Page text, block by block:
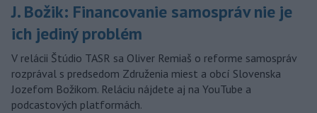
J. Božik: Financovanie samospráv nie je
ich jediný problém
V relácii Štúdio TASR sa Oliver Remiaš o reforme samospráv
rozprával s predsedom Združenia miest a obcí Slovenska
Jozefom Božikom. Reláciu nájdete aj na YouTube a
podcastových platformách.